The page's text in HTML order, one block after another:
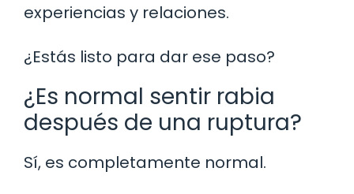
experiencias y relaciones.
¿Estás listo para dar ese paso?
¿Es normal sentir rabia
después de una ruptura?
Sí, es completamente normal.